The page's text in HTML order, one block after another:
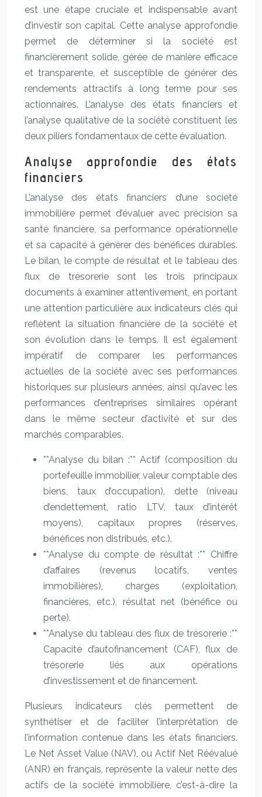
est une étape cruciale et indispensable avant
d’investir son capital. Cette analyse approfondie
permet de déterminer si la société est
financièrement solide, gérée de manière efficace
et transparente, et susceptible de générer des
rendements attractifs à long terme pour ses
actionnaires. L’analyse des états financiers et
l’analyse qualitative de la société constituent les
deux piliers fondamentaux de cette évaluation.
Analyse approfondie des états
financiers
L’analyse des états financiers d’une société
immobilière permet d’évaluer avec précision sa
santé financière, sa performance opérationnelle
et sa capacité à générer des bénéfices durables.
Le bilan, le compte de résultat et le tableau des
flux de trésorerie sont les trois principaux
documents à examiner attentivement, en portant
une attention particulière aux indicateurs clés qui
reflètent la situation financière de la société et
son évolution dans le temps. Il est également
impératif de comparer les performances
actuelles de la société avec ses performances
historiques sur plusieurs années, ainsi qu’avec les
performances d’entreprises similaires opérant
dans le même secteur d’activité et sur des
marchés comparables.
**Analyse du bilan :** Actif (composition du
portefeuille immobilier, valeur comptable des
biens, taux d’occupation), dette (niveau
d’endettement, ratio LTV, taux d’intérêt
moyens), capitaux propres (réserves,
bénéfices non distribués, etc.).
**Analyse du compte de résultat :** Chiffre
d’affaires (revenus locatifs, ventes
immobilières), charges (exploitation,
financières, etc.), résultat net (bénéfice ou
perte).
**Analyse du tableau des flux de trésorerie :**
Capacité d’autofinancement (CAF), flux de
trésorerie liés aux opérations
d’investissement et de financement.
Plusieurs indicateurs clés permettent de
synthétiser et de faciliter l’interprétation de
l’information contenue dans les états financiers.
Le Net Asset Value (NAV), ou Actif Net Réévalué
(ANR) en français, représente la valeur nette des
actifs de la société immobilière, c’est-à-dire la